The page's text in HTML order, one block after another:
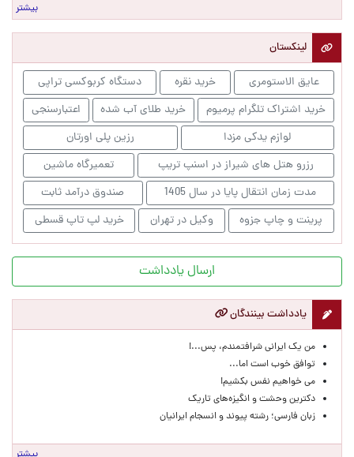
بیشتر
لینکستان
عایق الاستومری خرید نقره
دستگاه کربوکسی تراپی
خرید اشتراک تلگرام پرمیوم
خرید طلای آب شده
اعتبارسنجی
لوازم یدکی مزدا
رزین پلی اورتان
رزرو هتل های شیراز در اسنپ تریپ
تعمیرگاه ماشین
مدت زمان انتقال پایا در سال 1405
صندوق درآمد ثابت
پرینت و چاپ جزوه
وکیل در تهران خرید لپ تاپ قسطی
ارسال یادداشت
یادداشت بینندگان
من یک ایرانی شرافتمندم، پس...!
توافق خوب است اما...
می خواهیم نفس بکشیم!
دکترین وحشت و انگیزه‌های تاریک
زبان فارسی؛ رشته پیوند و انسجام ایرانیان